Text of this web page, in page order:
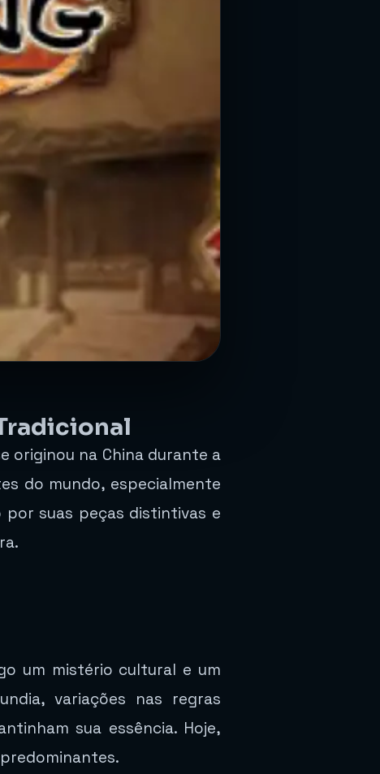
originou na China durante a
do mundo, especialmente
por suas peças distintivas e
um mistério cultural e um
variações nas regras
sua essência. Hoje,